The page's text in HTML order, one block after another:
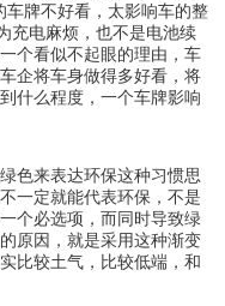
车牌不好看，太影响车的整
充电麻烦，也不是电池续
个看似不起眼的理由，车
企将车身做得多好看，将
什么程度，一个车牌影响
色来表达环保这种习惯思
一定就能代表环保，不是
个必选项，而同时导致绿
原因，就是采用这种渐变
比较土气，比较低端，和